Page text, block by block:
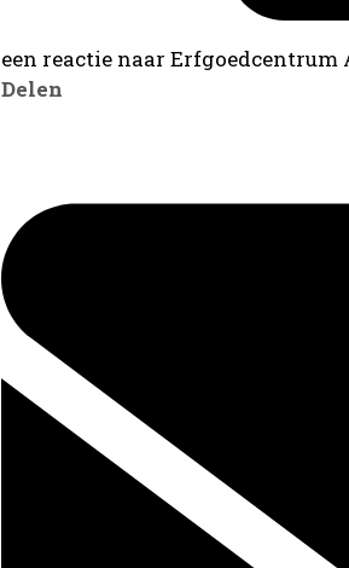
een reactie naar
Delen